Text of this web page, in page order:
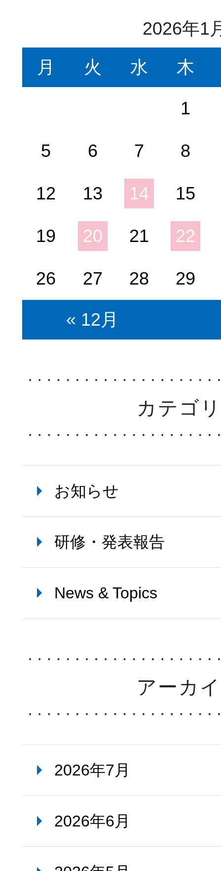
2026年1
月
火 水 木
« 12月
1
5 6 7 8
12 13 14 15
19 20 21 22
26 27 28 29
カテゴ
お知らせ
研修・発表報告
News & Topics
アーカ
2026年7月
2026年6月